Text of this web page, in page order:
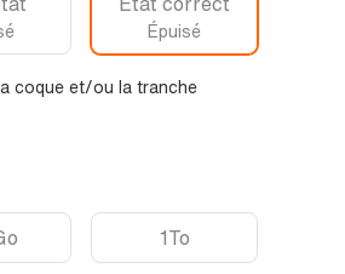
Épuisé
coque et/ou la tranche
1To